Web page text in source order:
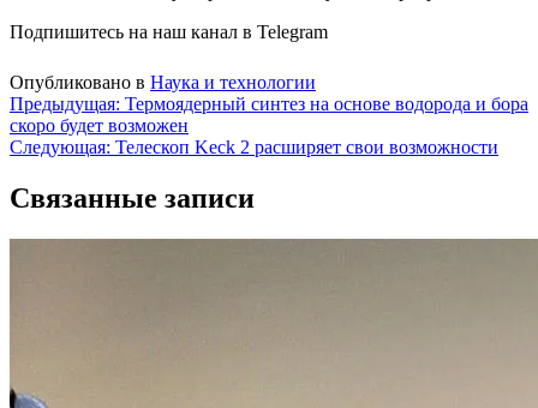
Подпишитесь на наш канал в Telegram
Опубликовано в Наука и технологии
Навигация
по
Предыдущая: Термоядерный синтез на основе водорода и бора
скоро будет возможен
Следующая: Телескоп Keck 2 расширяет свои возможности
Связанные записи